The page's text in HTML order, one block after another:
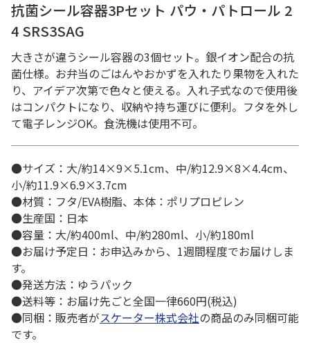
抗菌シール容器3Pセット パウ・パトロール 2
4 SRS3SAG
大きさが違うシール容器の3個セット。銀イオン配合の抗
菌仕様。お弁当のごはんやおかずを入れたり果物を入れた
り、アイデア次第で色々と使える。入れ子式なので使用後
はコンパクトになり、収納や持ち運びに便利。フタを外し
て電子レンジOK。食洗機は使用不可。
●サイズ：大/約14×9×5.1cm、中/約12.9×8×4.4cm、
小/約11.9×6.9×3.7cm
●材質：フタ/EVA樹脂、本体：ポリプロピレン
●生産国：日本
●容量：大/約400ml、中/約280ml、小/約180ml
●お届け予定日：お申込みから、1週間程度でお届けしま
す。
●発送方法：ゆうパック
●送料等：お届け先ごと全国一律660円(税込)
●同梱：販売者がスケーター株式会社の商品のみ同梱可能
です。